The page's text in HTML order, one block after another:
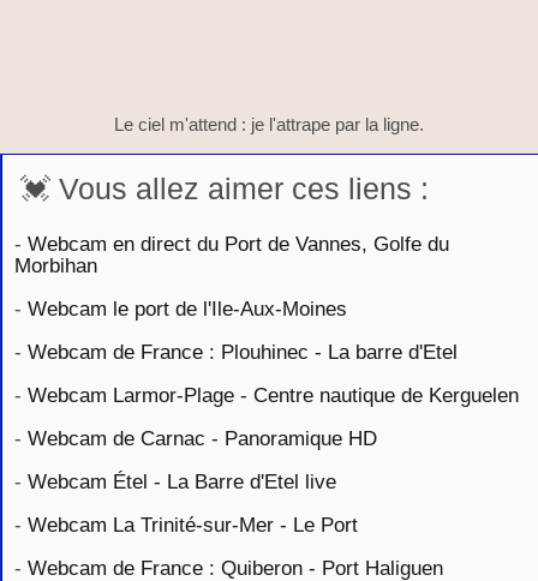
Le ciel m'attend : je l'attrape par la ligne.
💓 Vous allez aimer ces liens :
- Webcam en direct du Port de Vannes, Golfe du
Morbihan
- Webcam le port de l'Ile-Aux-Moines
- Webcam de France : Plouhinec - La barre d'Etel
- Webcam Larmor-Plage - Centre nautique de Kerguelen
- Webcam de Carnac - Panoramique HD
- Webcam Étel - La Barre d'Etel live
- Webcam La Trinité-sur-Mer - Le Port
- Webcam de France : Quiberon - Port Haliguen